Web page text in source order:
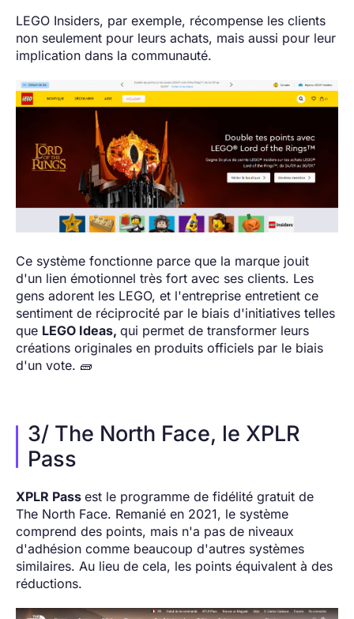
LEGO Insiders, par exemple, récompense les clients
non seulement pour leurs achats, mais aussi pour leur
implication dans la communauté.
Ce système fonctionne parce que la marque jouit
d'un lien émotionnel très fort avec ses clients. Les
gens adorent les LEGO, et l'entreprise entretient ce
sentiment de réciprocité par le biais d'initiatives telles
que LEGO Ideas, qui permet de transformer leurs
créations originales en produits officiels par le biais
d'un vote. 🧱
3/ The North Face, le XPLR
Pass
XPLR Pass est le programme de fidélité gratuit de
The North Face. Remanié en 2021, le système
comprend des points, mais n'a pas de niveaux
d'adhésion comme beaucoup d'autres systèmes
similaires. Au lieu de cela, les points équivalent à des
réductions.